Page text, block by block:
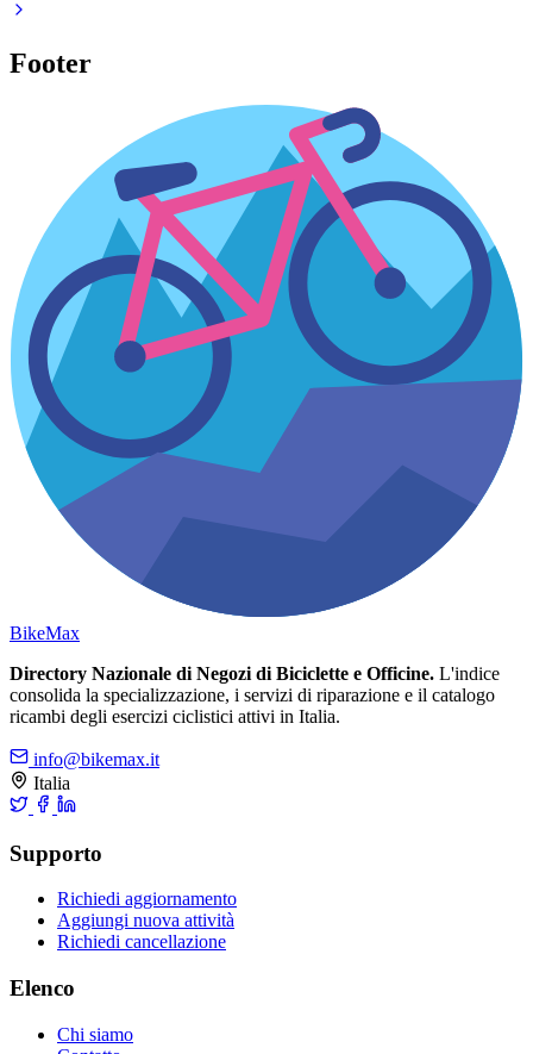
Footer
BikeMax
Directory Nazionale di Negozi di Biciclette e Officine. L'indice
consolida la specializzazione, i servizi di riparazione e il catalogo
ricambi degli esercizi ciclistici attivi in Italia.
info@bikemax.it
Italia
Supporto
Richiedi aggiornamento
Aggiungi nuova attività
Richiedi cancellazione
Elenco
Chi siamo